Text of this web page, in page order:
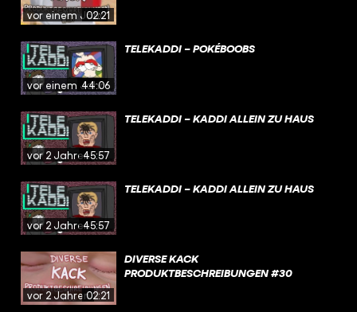
vor einem Jahr
02:21
vor einem Jahr
44:06
TELEKADDI – POKÉBOOBS
vor 2 Jahren45:57
TELEKADDI – KADDI ALLEIN ZU HAUS
vor 2 Jahren45:57
TELEKADDI – KADDI ALLEIN ZU HAUS
vor 2 Jahren02:21
DIVERSE KACK
PRODUKTBESCHREIBUNGEN #30